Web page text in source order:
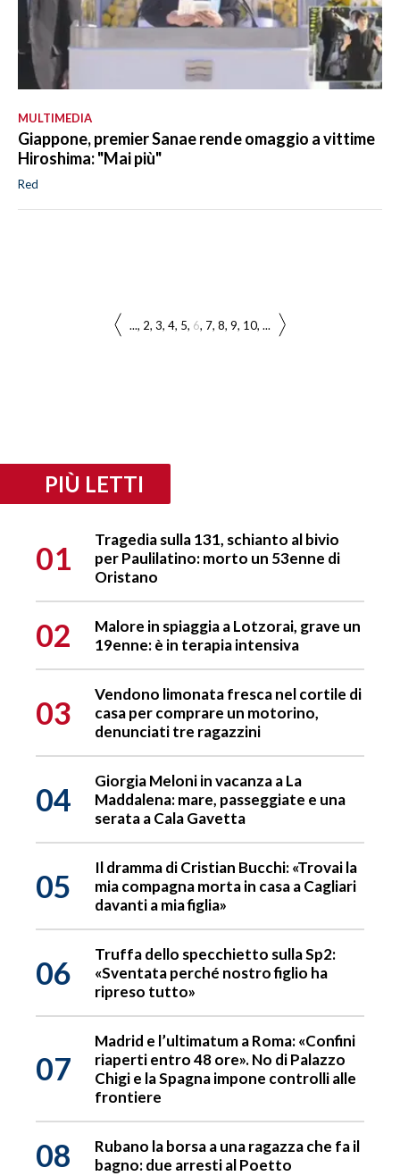
MULTIMEDIA
Giappone, premier Sanae rende omaggio a vittime
Hiroshima: "Mai più"
Red
... 2 3 4 5 6 7 8 9 10 ...
PIÙ LETTI
01
Tragedia sulla 131, schianto al bivio
per Paulilatino: morto un 53enne di
Oristano
02
Malore in spiaggia a Lotzorai, grave un
19enne: è in terapia intensiva
03
Vendono limonata fresca nel cortile di
casa per comprare un motorino,
denunciati tre ragazzini
04
Giorgia Meloni in vacanza a La
Maddalena: mare, passeggiate e una
serata a Cala Gavetta
05
Il dramma di Cristian Bucchi: «Trovai la
mia compagna morta in casa a Cagliari
davanti a mia figlia»
06
Truffa dello specchietto sulla Sp2:
«Sventata perché nostro figlio ha
ripreso tutto»
07
Madrid e l’ultimatum a Roma: «Confini
riaperti entro 48 ore». No di Palazzo
Chigi e la Spagna impone controlli alle
frontiere
08
Rubano la borsa a una ragazza che fa il
bagno: due arresti al Poetto